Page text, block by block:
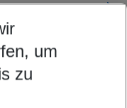
best
um
zu